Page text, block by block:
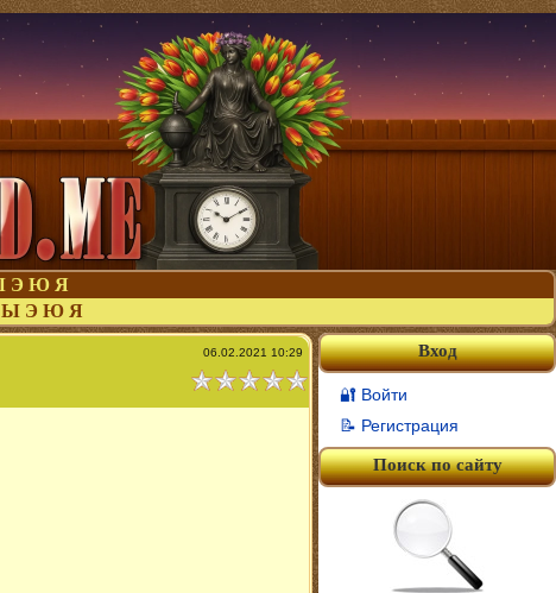
Э Ю Я
Ы Э Ю Я
06.02.2021 10:29 Вход
🔐 Войти
📝 Регистрация
Поиск по сайту